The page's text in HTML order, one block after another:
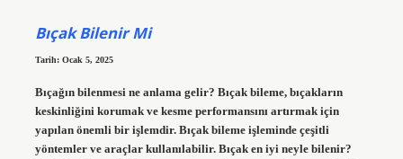
Bıçak Bilenir Mi
Tarih: Ocak 5, 2025
Bıçağın bilenmesi ne anlama gelir? Bıçak bileme, bıçakların
keskinliğini korumak ve kesme performansını artırmak için
yapılan önemli bir işlemdir. Bıçak bileme işleminde çeşitli
yöntemler ve araçlar kullanılabilir. Bıçak en iyi neyle bilenir?